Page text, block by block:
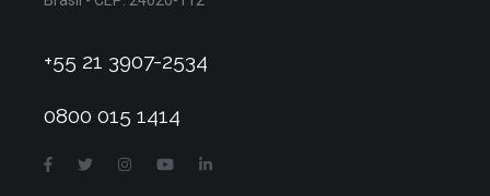
+55 21 3907-2534
0800 015 1414